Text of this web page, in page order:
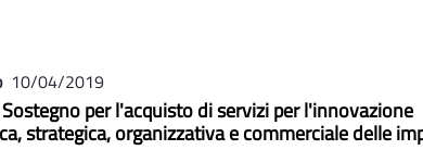
10/04/2019
per l'acquisto di servizi per l'innovazione
strategica, organizzativa e commerciale delle